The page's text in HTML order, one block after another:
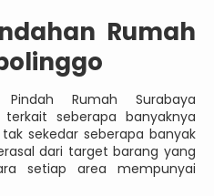
Rumah
Rumah Surabaya
seberapa banyaknya
sekedar seberapa banyak
dari target barang yang
setiap area mempunyai